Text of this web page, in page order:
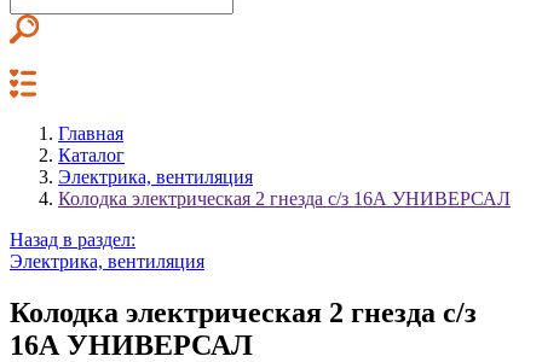
Главная
Каталог
Электрика, вентиляция
Колодка электрическая 2 гнезда с/з 16А УНИВЕРСАЛ
Назад в раздел:
Электрика, вентиляция
Колодка электрическая 2 гнезда с/з
16А УНИВЕРСАЛ